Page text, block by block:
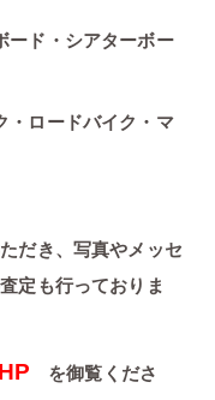
ード・シアターボー
・ロードバイク・マ
だき、写真やメッセ
定も行っておりま
を御覧くださ